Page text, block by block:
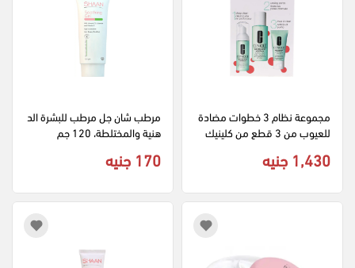
للعيوب من 3 قطع من كلينيك
1,430 جنيه
مرطب شان جل مرطب للبشرة الد
هنية والمختلطة، 120 جم
170 جنيه